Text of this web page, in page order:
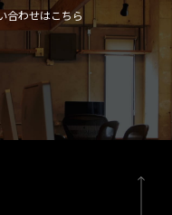
合わせはこちら